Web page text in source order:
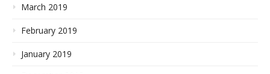
March 2019
February 2019
January 2019